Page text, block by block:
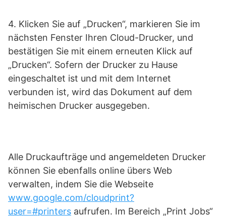
4. Klicken Sie auf „Drucken“, markieren Sie im
nächsten Fenster Ihren Cloud-Drucker, und
bestätigen Sie mit einem erneuten Klick auf
„Drucken“. Sofern der Drucker zu Hause
eingeschaltet ist und mit dem Internet
verbunden ist, wird das Dokument auf dem
heimischen Drucker ausgegeben.
Alle Druckaufträge und angemeldeten Drucker
können Sie ebenfalls online übers Web
verwalten, indem Sie die Webseite
www.google.com/cloudprint?
user=#printers aufrufen. Im Bereich „Print Jobs“